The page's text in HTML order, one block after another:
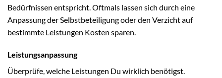
Bedürfnissen entspricht. Oftmals lassen sich durch eine
Anpassung der Selbstbeteiligung oder den Verzicht auf
bestimmte Leistungen Kosten sparen.
Leistungsanpassung
Überprüfe, welche Leistungen Du wirklich benötigst.